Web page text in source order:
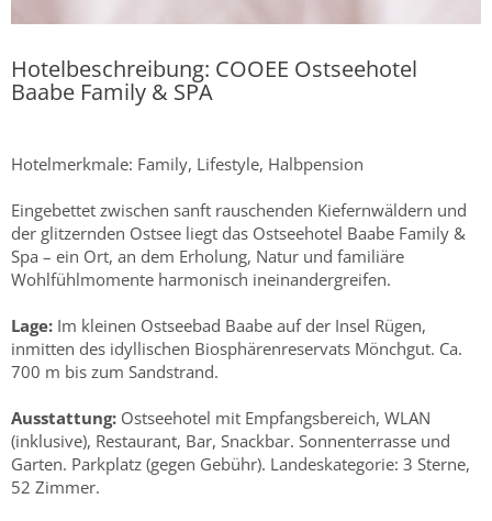
Hotelbeschreibung: COOEE Ostseehotel
Baabe Family & SPA
Hotelmerkmale: Family, Lifestyle, Halbpension
Eingebettet zwischen sanft rauschenden Kiefernwäldern und
der glitzernden Ostsee liegt das Ostseehotel Baabe Family &
Spa – ein Ort, an dem Erholung, Natur und familiäre
Wohlfühlmomente harmonisch ineinandergreifen.
Lage: Im kleinen Ostseebad Baabe auf der Insel Rügen,
inmitten des idyllischen Biosphärenreservats Mönchgut. Ca.
700 m bis zum Sandstrand.
Ausstattung: Ostseehotel mit Empfangsbereich, WLAN
(inklusive), Restaurant, Bar, Snackbar. Sonnenterrasse und
Garten. Parkplatz (gegen Gebühr). Landeskategorie: 3 Sterne,
52 Zimmer.